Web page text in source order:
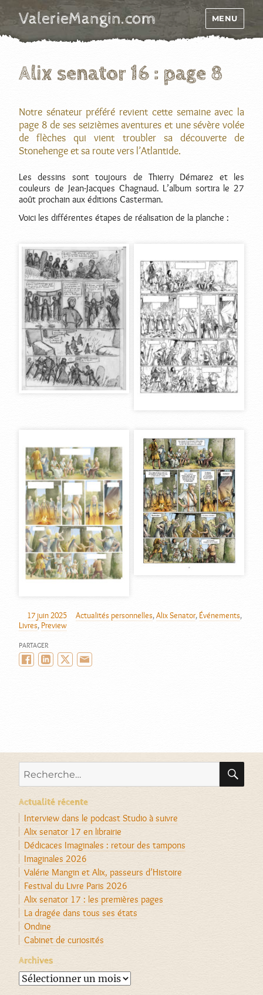
ValerieMangin.com MENU
Alix senator 16 : page 8
Notre sénateur préféré revient cette semaine avec la
page 8 de ses seizièmes aventures et une sévère volée
de flèches qui vient troubler sa découverte de
Stonehenge et sa route vers l’Atlantide.
Les dessins sont toujours de Thierry Démarez et les
couleurs de Jean-Jacques Chagnaud. L’album sortira le 27
août prochain aux éditions Casterman.
Voici les différentes étapes de réalisation de la planche :
AUTEUR
PUBLIÉ
LE
17 juin 2025 CATÉGORIES
Actualités personnelles,Alix Senator, Événements,
Livres, Preview
PARTAGER
FacebookLinkedInTwitter/X
pour :
Actualité récente
Interview dans le podcast Studio à suivre
Alix senator 17 en librairie
Dédicaces Imaginales : retour des tampons
Imaginales 2026
Valérie Mangin et Alix, passeurs d’Histoire
Festival du Livre Paris 2026
Alix senator 17 : les premières pages
La dragée dans tous ses états
Ondine
Cabinet de curiosités
Archives
Archives